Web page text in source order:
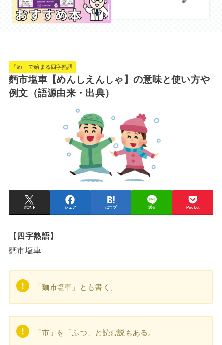
「め」で始まる四字熟語
麪市塩車【めんしえんしゃ】の意味と使い方や
例文（語源由来・出典）
ポスト シェア はてブ 送る Pocket
【四字熟語】
麪市塩車
「麺市塩車」とも書く。
「市」を「ふつ」と読む説もある。